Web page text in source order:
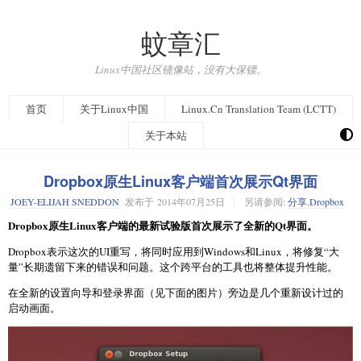
蚊章汇
Linux中国社区镜像站，没有大保镖。
首页 关于Linux中国
Linux.Cn Translation Team (LCTT)
关于本站
Dropbox原生Linux客户端首次展示Qt界面
JOEY-ELIJAH SNEDDON 发布于 2014年07月25日 另请参阅: 分享Dropbox
Dropbox原生Linux客户端的最新试验版首次展示了全新的Qt界面。
Dropbox表示这次的UI重写，将同时应用到Windows和Linux，将修复“大
量”长期遗留下来的错误和问题。这个跨平台的工具也将整体提升性能。
在全新的设置向导和登录界面（见下面的图片）旁边是几个重新设计过的
启动画面。